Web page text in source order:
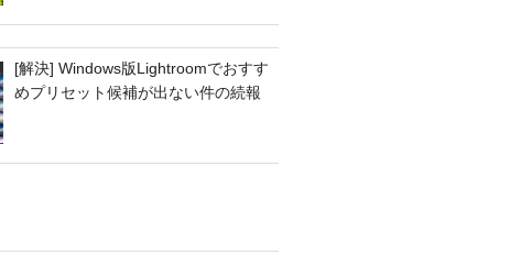
[解決] Windows版Lightroomでおすす
めプリセット候補が出ない件の続報